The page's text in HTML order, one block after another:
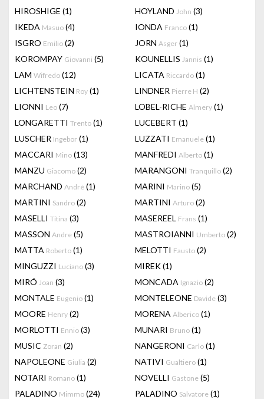
HIROSHIGE (1) HOYLAND John (3)
IKEDA Masuo (4) IONDA Franco (1)
ISGRO Emilio (2) JORN Asger (1)
KOROMPAY Giovanni (5) KOUNELLIS Jannis (1)
LAM Wifredo (12) LICATA Riccardo (1)
LICHTENSTEIN Roy (1) LINDNER Pierre H (2)
LIONNI Leo (7) LOBEL-RICHE Almery (1)
LONGARETTI Trento (1) LUCEBERT (1)
LUSCHER Ingebor (1) LUZZATI Emanuele (1)
MACCARI Mino (13) MANFREDI Alberto (1)
MANZU Giacomo (2) MARANGONI Tranquillo (2)
MARCHAND André (1) MARINI Marino (5)
MARTINI Sandro (2) MARTINI Arturo (2)
MASELLI Titina (3) MASEREEL Frans (1)
MASSON Andre (5) MASTROIANNI Umberto (2)
MATTA Roberto (1) MELOTTI Fausto (2)
MINGUZZI Luciano (3) MIREK(1)
MIRÓ Joan (3) MONCADA Ignazio (2)
MONTALE Eugenio (1) MONTELEONE Davide (3)
MOORE Henry (2) MORENA Alberico (1)
MORLOTTI Ennio (3) MUNARI Bruno (1)
MUSIC Zoran (2) NANGERONI Carlo (1)
NAPOLEONE Giulia (2) NATIVI Gualtiero (1)
NOTARI Romano (1) NOVELLI Gastone (5)
PALADINO Mimmo (24) PALADINO Salvatore (1)